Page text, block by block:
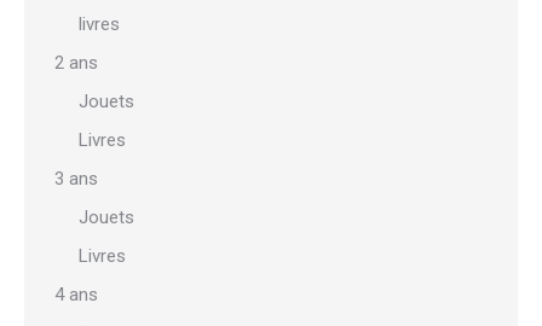
livres
2 ans
Jouets
Livres
3 ans
Jouets
Livres
4 ans